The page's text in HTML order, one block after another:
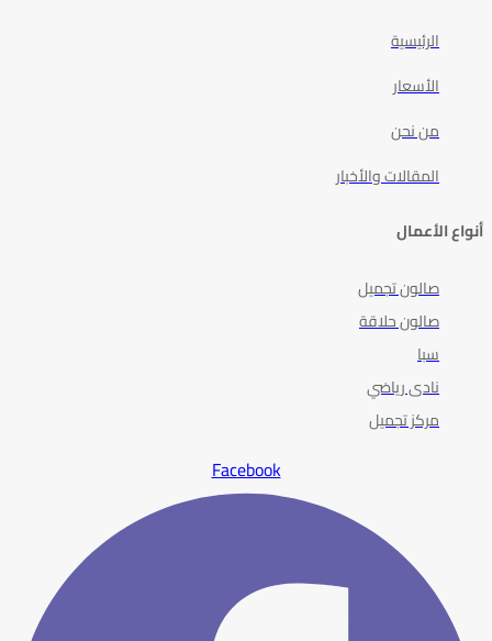
الرئيسية
الأسعار
من نحن
المقالات والأخبار
أنواع الأعمال
صالون تجميل
صالون حلاقة
سبا
نادى رياضي
مركز تجميل
Facebook